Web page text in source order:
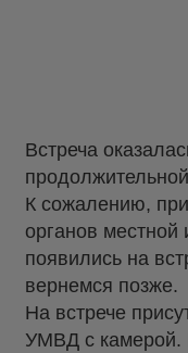
Встреча
К сожалению,
органов местной
появились на
вернемся позже.
На встрече
УМВД с камерой.